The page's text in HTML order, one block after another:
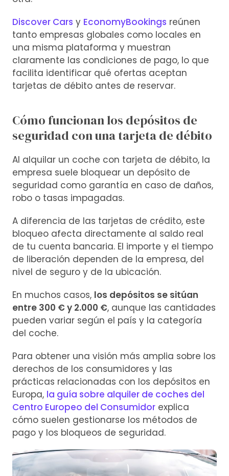
Discover Cars y EconomyBookings reúnen
tanto empresas globales como locales en
una misma plataforma y muestran
claramente las condiciones de pago, lo que
facilita identificar qué ofertas aceptan
tarjetas de débito antes de reservar.
Cómo funcionan los depósitos de
seguridad con una tarjeta de débito
Al alquilar un coche con tarjeta de débito, la
empresa suele bloquear un depósito de
seguridad como garantía en caso de daños,
robo o tasas impagadas.
A diferencia de las tarjetas de crédito, este
bloqueo afecta directamente al saldo real
de tu cuenta bancaria. El importe y el tiempo
de liberación dependen de la empresa, del
nivel de seguro y de la ubicación.
En muchos casos, los depósitos se sitúan
entre 300 € y 2.000 €, aunque las cantidades
pueden variar según el país y la categoría
del coche.
Para obtener una visión más amplia sobre los
derechos de los consumidores y las
prácticas relacionadas con los depósitos en
Europa, la guía sobre alquiler de coches del
Centro Europeo del Consumidor explica
cómo suelen gestionarse los métodos de
pago y los bloqueos de seguridad.